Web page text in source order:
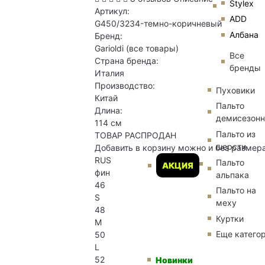
Stylex
ADD
Албана
Все
бренды
АКЦИЯ
Пуховики
Пальто
Пальто из
шерсти
Пальто
альпака
Пальто на
меху
Куртки
Еще
Новинки
Артикул:
G450/3234-темно-коричневый
Бренд:
Garioldi (все товары)
Страна бренда:
Италия
Производство:
Китай
Длина:
114 см
ТОВАР РАСПРОДАН
Добавить в корзину можно и без
RUS
фин
46
S
48
M
50
L
52